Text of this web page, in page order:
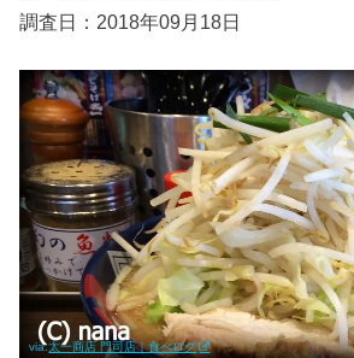
調査日：2018年09月18日
via.太一商店 門司店｜食べログ